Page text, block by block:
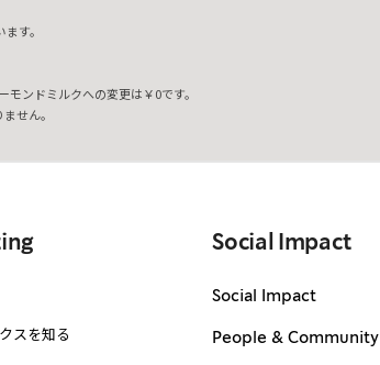
す。
ンドミルクへの変更は￥0です。
せん。
スを知る
Social Impact
Social Impact
People & Community